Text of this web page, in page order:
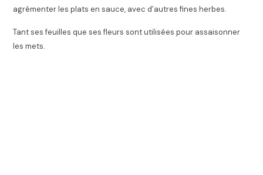
agrémenter les plats en sauce, avec d’autres fines herbes.
Tant ses feuilles que ses fleurs sont utilisées pour assaisonner
les mets.